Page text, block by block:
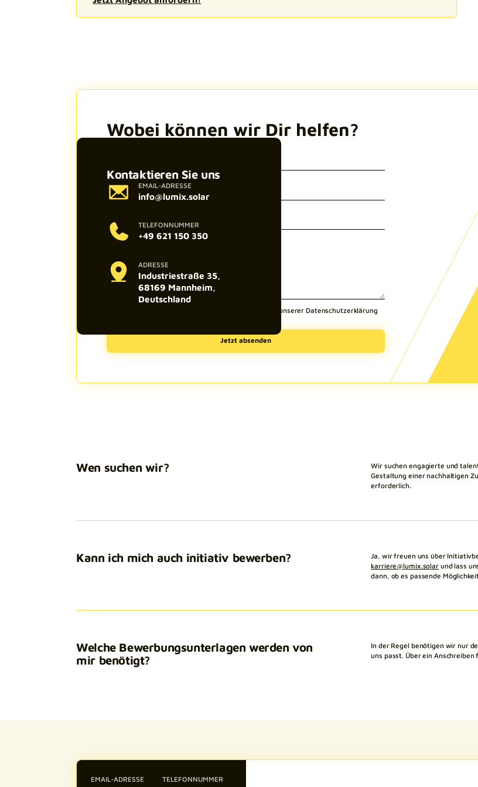
Wobei können wir Dir helfen?
Wie deine Daten verarbeitet werden kannst du in unserer Datenschutzerklärung
Kontaktieren Sie uns
EMAIL-ADRESSE
info@lumix.solar
TELEFONNUMMER
+49 621 150 350
ADRESSE
Industriestraße 35,
68169 Mannheim,
Deutschland
Wen suchen wir?
Wir suchen engagierte und
Gestaltung einer nachhaltigen
erforderlich.
Kann ich mich auch initiativ bewerben?
Ja, wir freuen uns über
karriere@lumix.solarund lass
dann, ob es passende
Welche Bewerbungsunterlagen werden von
mir benötigt?
In der Regel benötigen wir nur
uns passt. Über ein
EMAIL-ADRESSE TELEFONNUMMER